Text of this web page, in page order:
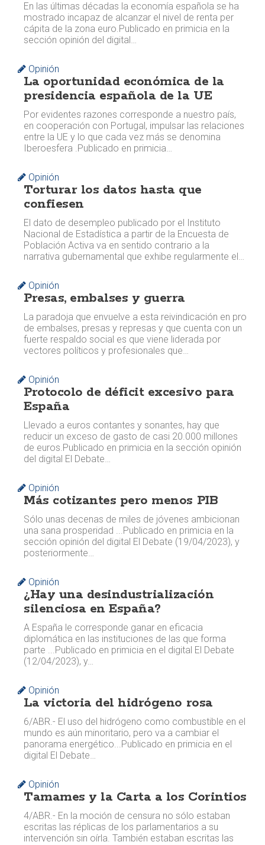
En las últimas décadas la economía española se ha
mostrado incapaz de alcanzar el nivel de renta per
cápita de la zona euro. ​​Publicado en primicia en la
sección opinión del digital…
Opinión
La oportunidad económica de la
presidencia española de la UE
Por evidentes razones corresponde a nuestro país,
en cooperación con Portugal, impulsar las relaciones
entre la UE y lo que cada vez más se denomina
Iberoesfera . ​​Publicado en primicia…
Opinión
Torturar los datos hasta que
confiesen
El dato de desempleo publicado por el Instituto
Nacional de Estadística a partir de la Encuesta de
Población Activa va en sentido contrario a la
narrativa gubernamental que exhibe regularmente el…
Opinión
Presas, embalses y guerra
La paradoja que envuelve a esta reivindicación en pro
de embalses, presas y represas y que cuenta con un
fuerte respaldo social es que viene liderada por
vectores políticos y profesionales que…
Opinión
Protocolo de déficit excesivo para
España
Llevado a euros contantes y sonantes, hay que
reducir un exceso de gasto de casi 20.000 millones
de euros. ​​Publicado en primicia en la sección opinión
del digital El Debate…
Opinión
Más cotizantes pero menos PIB
Sólo unas decenas de miles de jóvenes ambicionan
una sana prosperidad ... ​​Publicado en primicia en la
sección opinión del digital El Debate (19/04/2023), y
posteriormente…
Opinión
¿Hay una desindustrialización
silenciosa en España?
A España le corresponde ganar en eficacia
diplomática en las instituciones de las que forma
parte ... ​​Publicado en primicia en el digital El Debate
(12/04/2023), y…
Opinión
La victoria del hidrógeno rosa
6/ABR.- El uso del hidrógeno como combustible en el
mundo es aún minoritario, pero va a cambiar el
panorama energético... ​​Publicado en primicia en el
digital El Debate…
Opinión
Tamames y la Carta a los Corintios
4/ABR.- En la moción de censura no sólo estaban
escritas las réplicas de los parlamentarios a su
intervención sin oírla. También estaban escritas las